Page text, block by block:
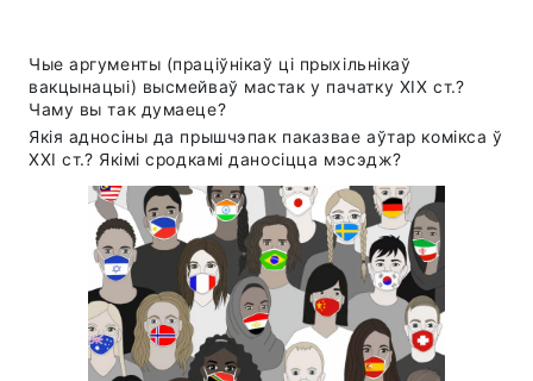
Чые аргументы (праціўнікаў ці прыхільнікаў
вакцынацыі) высмейваў мастак у пачатку ХІХ ст.?
Чаму вы так думаеце?
Якія адносіны да прышчэпак паказвае аўтар комікса ў
ХХІ ст.? Якімі сродкамі даносіцца мэсэдж?